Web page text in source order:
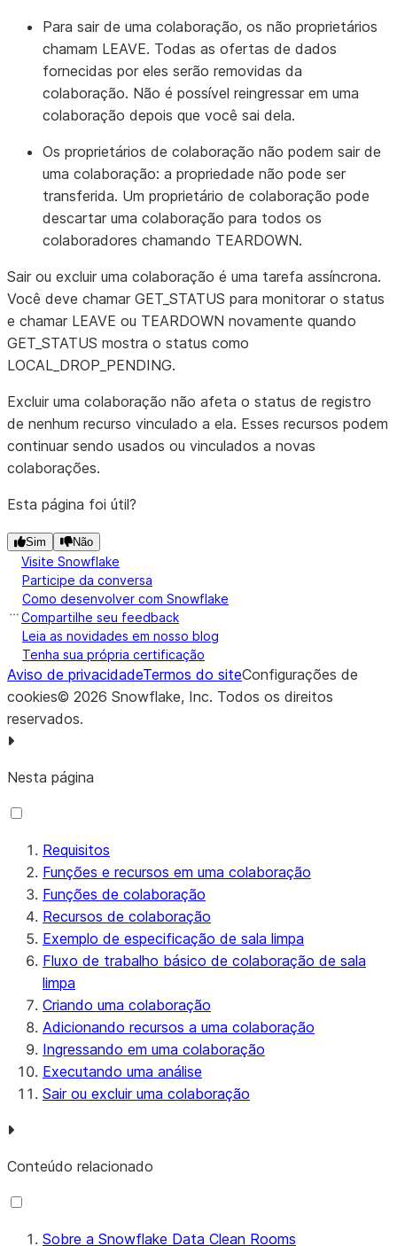
Para sair de uma colaboração, os não proprietários
chamam LEAVE. Todas as ofertas de dados
fornecidas por eles serão removidas da
colaboração. Não é possível reingressar em uma
colaboração depois que você sai dela.
Os proprietários de colaboração não podem sair de
uma colaboração: a propriedade não pode ser
transferida. Um proprietário de colaboração pode
descartar uma colaboração para todos os
colaboradores chamando TEARDOWN.
Sair ou excluir uma colaboração é uma tarefa assíncrona.
Você deve chamar GET_STATUS para monitorar o status
e chamar LEAVE ou TEARDOWN novamente quando
GET_STATUS mostra o status como
LOCAL_DROP_PENDING.
Excluir uma colaboração não afeta o status de registro
de nenhum recurso vinculado a ela. Esses recursos podem
continuar sendo usados ou vinculados a novas
colaborações.
Esta página foi útil?
Sim Não
Visite Snowflake
Participe da conversa
Como desenvolver com Snowflake
Compartilhe seu feedback
Leia as novidades em nosso blog
Tenha sua própria certificação
Aviso de privacidadeTermos do siteConfigurações de
cookies© 2026 Snowflake, Inc. Todos os direitos
reservados.
Nesta página
Requisitos
Funções e recursos em uma colaboração
Funções de colaboração
Recursos de colaboração
Exemplo de especificação de sala limpa
Fluxo de trabalho básico de colaboração de sala
limpa
Criando uma colaboração
Adicionando recursos a uma colaboração
Ingressando em uma colaboração
Executando uma análise
Sair ou excluir uma colaboração
Conteúdo relacionado
Sobre a Snowflake Data Clean Rooms